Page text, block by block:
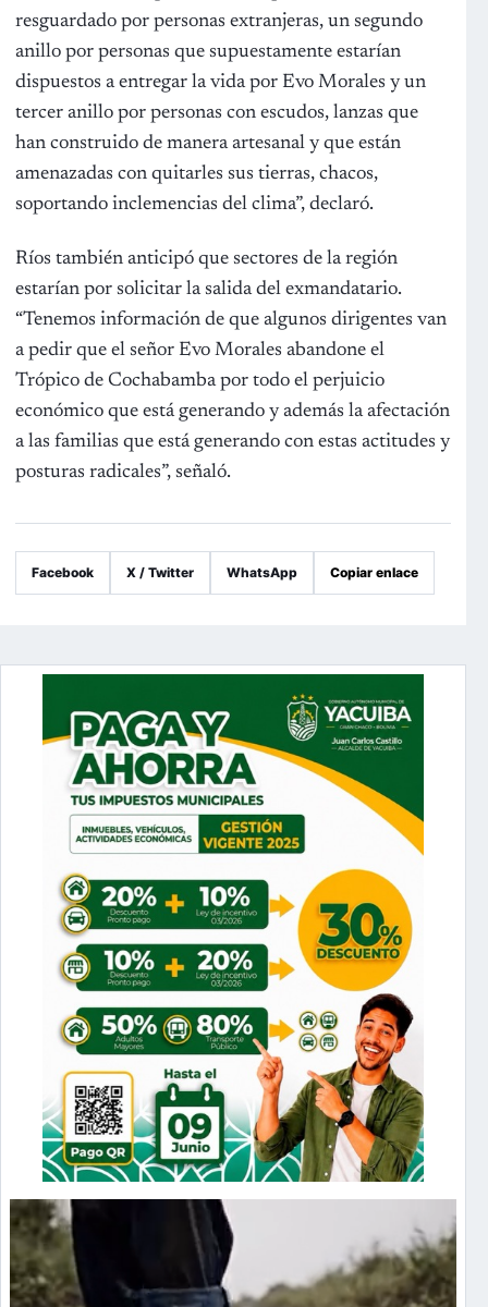
resguardado por personas extranjeras, un segundo
anillo por personas que supuestamente estarían
dispuestos a entregar la vida por Evo Morales y un
tercer anillo por personas con escudos, lanzas que
han construido de manera artesanal y que están
amenazadas con quitarles sus tierras, chacos,
soportando inclemencias del clima”, declaró.
Ríos también anticipó que sectores de la región
estarían por solicitar la salida del exmandatario.
“Tenemos información de que algunos dirigentes van
a pedir que el señor Evo Morales abandone el
Trópico de Cochabamba por todo el perjuicio
económico que está generando y además la afectación
a las familias que está generando con estas actitudes y
posturas radicales”, señaló.
Facebook X / Twitter WhatsApp Copiar enlace